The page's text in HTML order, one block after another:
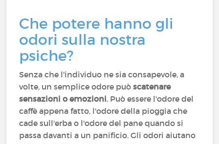
Che potere hanno gli
odori sulla nostra
psiche?
Senza che l'individuo ne sia consapevole, a
volte, un semplice odore puòscatenare
sensazioni o emozioni. Può essere l'odore del
caffè appena fatto, l'odore della pioggia che
cade sull'erba o l'odore del pane quando si
passa davanti a un panificio. Gli odori aiutano